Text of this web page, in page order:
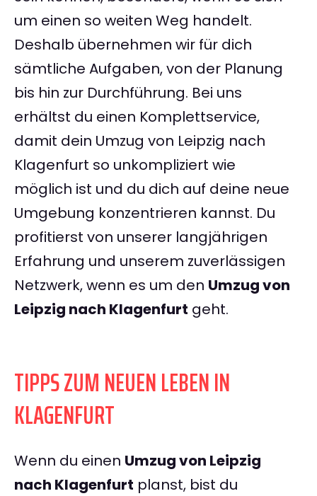
um einen so weiten Weg handelt.
Deshalb übernehmen wir für dich
sämtliche Aufgaben, von der Planung
bis hin zur Durchführung. Bei uns
erhältst du einen Komplettservice,
damit dein Umzug von Leipzig nach
Klagenfurt so unkompliziert wie
möglich ist und du dich auf deine neue
Umgebung konzentrieren kannst. Du
profitierst von unserer langjährigen
Erfahrung und unserem zuverlässigen
Netzwerk, wenn es um den Umzug von
Leipzig nach Klagenfurt geht.
TIPPS ZUM NEUEN LEBEN IN
KLAGENFURT
Wenn du einen Umzug von Leipzig
nach Klagenfurt planst, bist du